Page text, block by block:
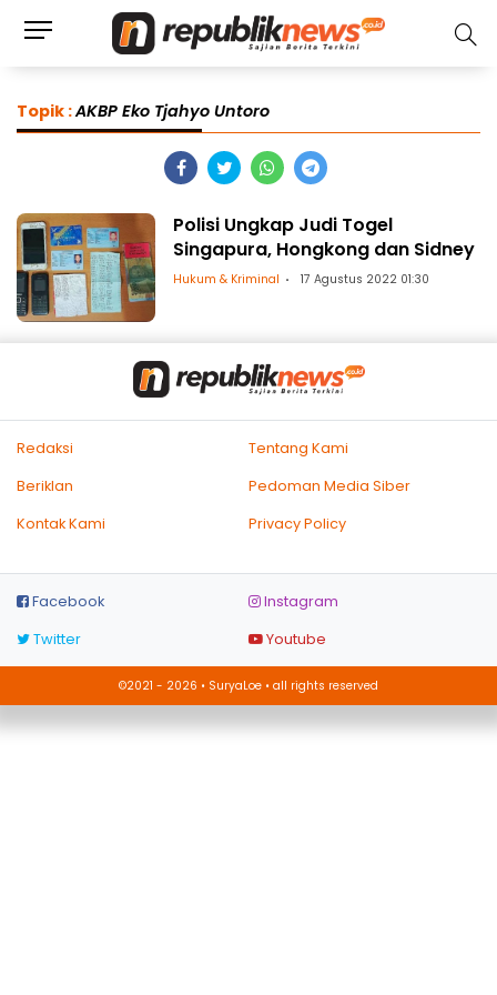
Topik :AKBP Eko Tjahyo Untoro
Polisi Ungkap Judi Togel
Singapura, Hongkong dan Sidney
Hukum & Kriminal 17 Agustus 2022 01:30
Redaksi
Tentang Kami
Beriklan
Pedoman Media Siber
Kontak Kami
Privacy Policy
Facebook
Instagram
Twitter
Youtube
©2021 - 2026 • SuryaLoe • all rights reserved